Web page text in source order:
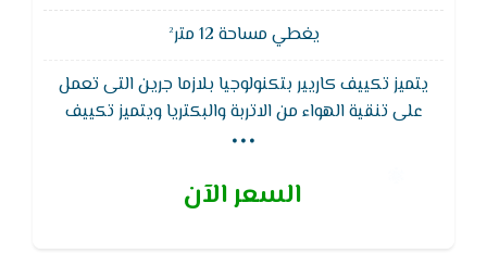
يغطي مساحة 12 متر²
يتميز تكييف كاريير بتكنولوجيا بلازما جرين التى تعمل
على تنقية الهواء من الاتربة والبكتريا ويتميز تكييف
كاريير وظيفة التنظيف الذاتى لجهاز التكييف لتجفيف
والبكتيريا
...
السعر الآن